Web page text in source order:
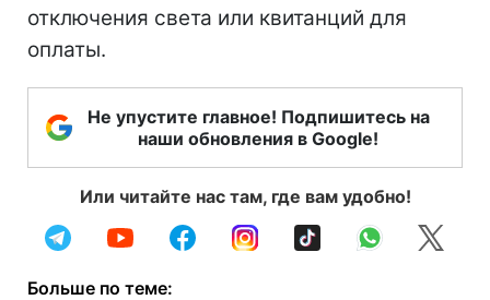
отключения света или квитанций для
оплаты.
Не упустите главное! Подпишитесь на
наши обновления в Google!
Или читайте нас там, где вам удобно!
Больше по теме: